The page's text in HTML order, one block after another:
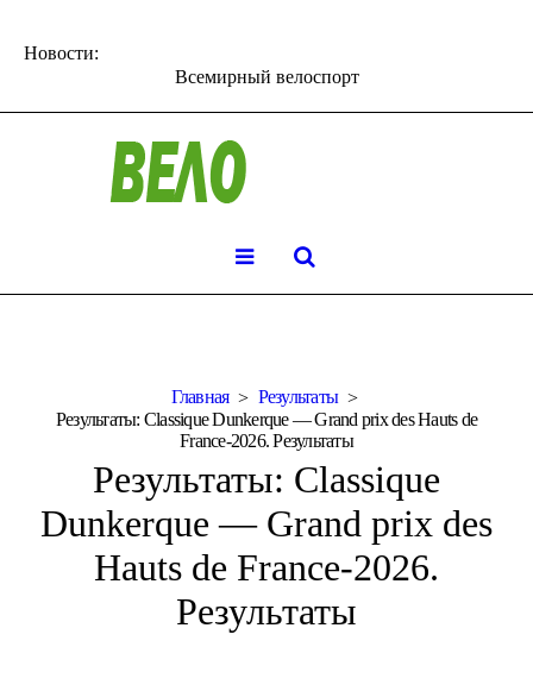
Новости:
Всемирный велоспорт
Главная
Результаты
Результаты: Classique Dunkerque — Grand prix des Hauts de
France-2026. Результаты
Результаты: Classique
Dunkerque — Grand prix des
Hauts de France-2026.
Результаты